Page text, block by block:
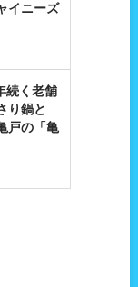
イニーズ
続く老舗
り鍋と
戸の「亀